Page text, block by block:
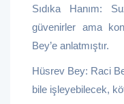
Sıdıka Hanım:
güvenirler ama
Bey’e anlatmıştır.
Hüsrev Bey: Raci
bile işleyebilecek,